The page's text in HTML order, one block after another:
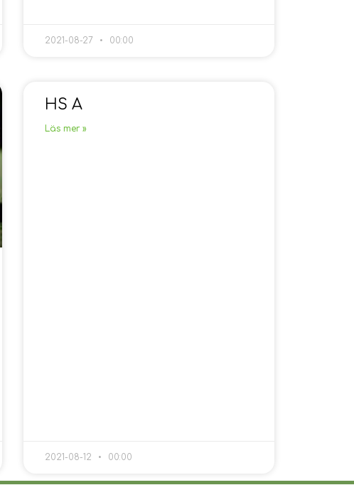
2021-08-27 00:00
HS A
Läs mer »
2021-08-12 00:00